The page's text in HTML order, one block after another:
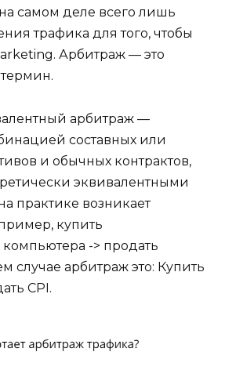
самом деле всего лишь
трафика для того, чтобы
Арбитраж — это
арбитраж —
составных или
и обычных контрактов,
эквивалентными
практике возникает
купить
-> продать
случае арбитраж это: Купить
CPI.